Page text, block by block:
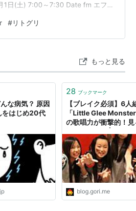
1日(土) 7:00～7:30 Date fm エフエ
17:40『WESSION FESTIVAL
情報オリジナルアルバム
#リトグリ
もっと見る
な病気？ 原因
をはじめ20代
28 ブックマーク
【ブレイク必須】6
「Little Glee
の歌唱力が衝撃的！
blog.gori.me